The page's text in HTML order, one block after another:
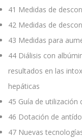
41 Medidas de
42 Medidas de
43 Medidas para
44 Diálisis con
resultados en las
hepáticas
45 Guía de
46 Dotación de
47 Nuevas